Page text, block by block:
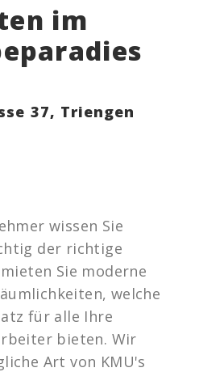
im
37, Triengen
wissen Sie
der richtige
Sie moderne
welche
für alle Ihre
bieten. Wir
Art von KMU's